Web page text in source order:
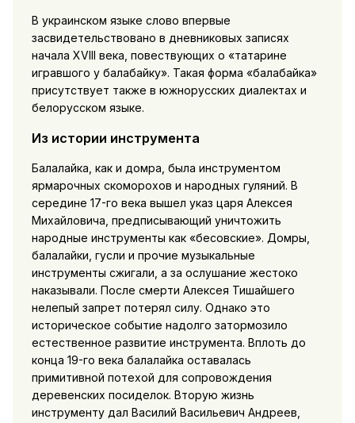
В украинском языке слово впервые
засвидетельствовано в дневниковых записях
начала XVIII века, повествующих о «татарине
игравшого у балабайку». Такая форма «балабайка»
присутствует также в южнорусских диалектах и
белорусском языке.
Из истории инструмента
Балалайка, как и домра, была инструментом
ярмарочных скоморохов и народных гуляний. В
середине 17-го века вышел указ царя Алексея
Михайловича, предписывающий уничтожить
народные инструменты как «бесовские». Домры,
балалайки, гусли и прочие музыкальные
инструменты сжигали, а за ослушание жестоко
наказывали. После смерти Алексея Тишайшего
нелепый запрет потерял силу. Однако это
историческое событие надолго затормозило
естественное развитие инструмента. Вплоть до
конца 19-го века балалайка оставалась
примитивной потехой для сопровождения
деревенских посиделок. Вторую жизнь
инструменту дал Василий Васильевич Андреев,